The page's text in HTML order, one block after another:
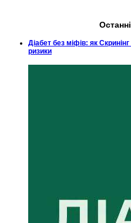
Діабет без міфів: як
ризики